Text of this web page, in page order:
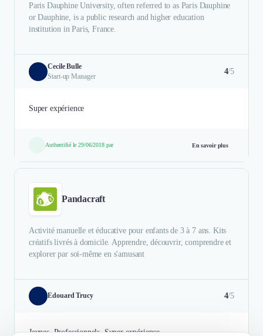
Paris Dauphine University, often referred to as Paris Dauphine
or Dauphine, is a public research and higher education
institution in Paris, France.
Cecile Bulle
Start-up Manager
4/5
Super expérience
Authentifié le 29/06/2018 par En savoir plus
Pandacraft
Activité manuelle et éducative pour enfants de 3 à 7 ans. Kits
créatifs livrés à domicile. Apprendre, découvrir, comprendre et
explorer par soi-même en s'amusant
Edouard Trucy 4/5
Jeunes, Professionnels, Super expérience